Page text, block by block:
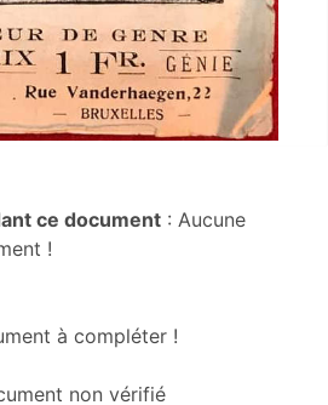
ce document : Aucune
!
à compléter !
non vérifié